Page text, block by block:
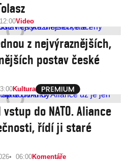
12:00Video
z nejvýraznějších,
postav české
Kultura
do NATO. Aliance
řídí ji staré
06:00Komentáře